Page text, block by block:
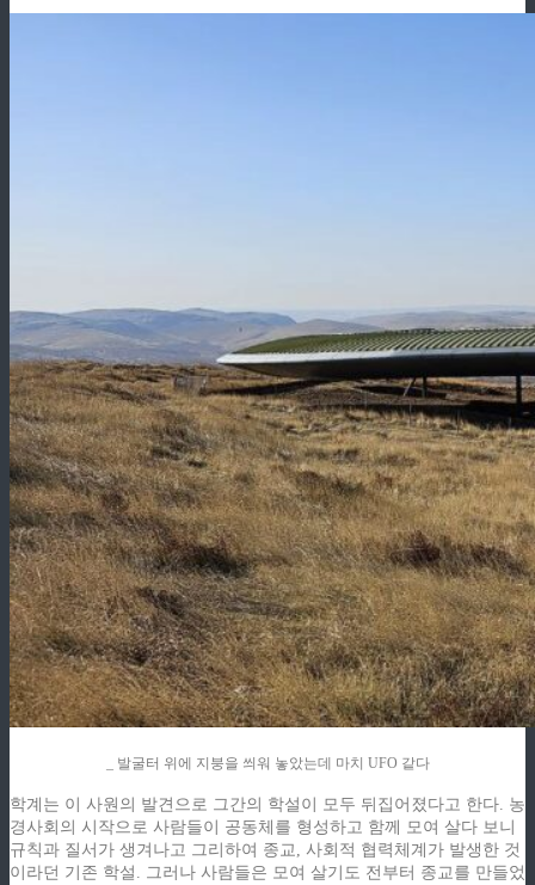
_ 발굴터 위에 지붕을 씌워 놓았는데 마치 UFO 같다
학계는 이 사원의 발견으로 그간의 학설이 모두 뒤집어졌다고 한다. 농
경사회의 시작으로 사람들이 공동체를 형성하고 함께 모여 살다 보니
규칙과 질서가 생겨나고 그리하여 종교, 사회적 협력체계가 발생한 것
이라던 기존 학설. 그러나 사람들은 모여 살기도 전부터 종교를 만들었